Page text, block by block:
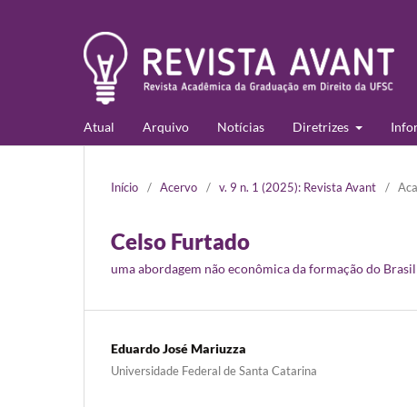
Atual Arquivo Notícias Diretrizes
Início / Acervo / v. 9 n. 1 (2025): Revista Avant /
Celso Furtado
uma abordagem não econômica da formação do Brasil
Eduardo José Mariuzza
Universidade Federal de Santa Catarina